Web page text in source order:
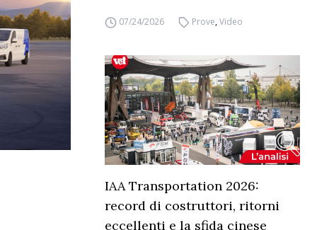
07/24/2026 Prove,Video
IAA Transportation 2026:
record di costruttori, ritorni
eccellenti e la sfida cinese